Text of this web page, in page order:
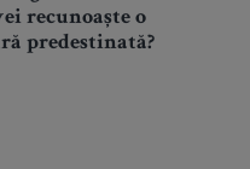
recunoaște o
predestinată?